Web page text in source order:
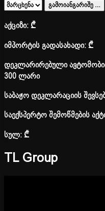
გამოიანგარიშე …
აქციზი:₾
იმპორტის გადასახადი:₾
დეკლარირებული
300 ლარი
საბაჟო დეკლარაციის
საექსპერტო შემოწმების
სულ:₾
TL Group